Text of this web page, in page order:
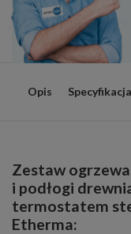
Opis Specyfikacja
Zestaw
i podłogi
termostatem
Etherma: